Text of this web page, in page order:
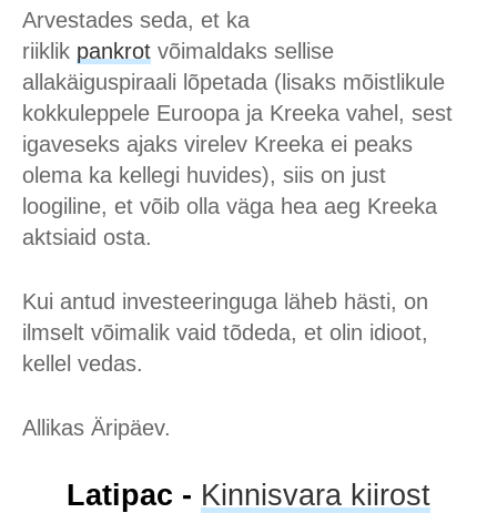
Arvestades seda, et ka
riiklik pankrot võimaldaks sellise
allakäiguspiraali lõpetada (lisaks mõistlikule
kokkuleppele Euroopa ja Kreeka vahel, sest
igaveseks ajaks virelev Kreeka ei peaks
olema ka kellegi huvides), siis on just
loogiline, et võib olla väga hea aeg Kreeka
aktsiaid osta.
Kui antud investeeringuga läheb hästi, on
ilmselt võimalik vaid tõdeda, et olin idioot,
kellel vedas.
Allikas Äripäev.
Latipac - Kinnisvara kiirost